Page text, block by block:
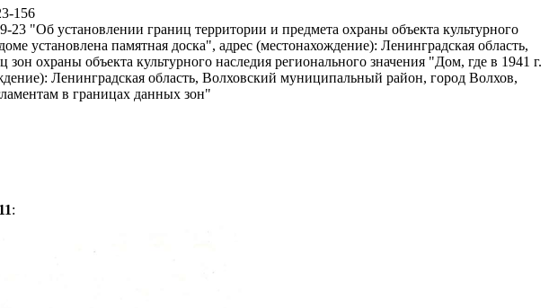
156
"Об установлении границ территории и предмета охраны объекта культурного
установлена памятная доска", адрес (местонахождение): Ленинградская область,
охраны объекта культурного наследия регионального значения "Дом, где в 1941 г.
Ленинградская область, Волховский муниципальный район, город Волхов,
в границах данных зон"
11: